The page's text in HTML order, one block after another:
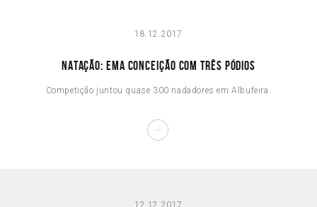
18.12.2017
NATAÇÃO: EMA CONCEIÇÃO COM TRÊS PÓDIOS
Competição juntou quase 300 nadadores em Albufeira.
12.12.2017